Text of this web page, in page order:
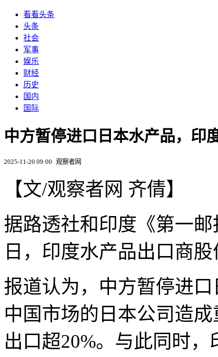
看看头条
头条
社会
军事
娱乐
财经
历史
国内
国际
中方暂停进口日本水产品，印
2025-11-20 09:00 观察者网
【文/观察者网 齐倩】
据路透社和印度《第一
日，印度水产品出口商
报道认为，中方暂停进
中国市场的日本公司造
出口超20%。与此同时